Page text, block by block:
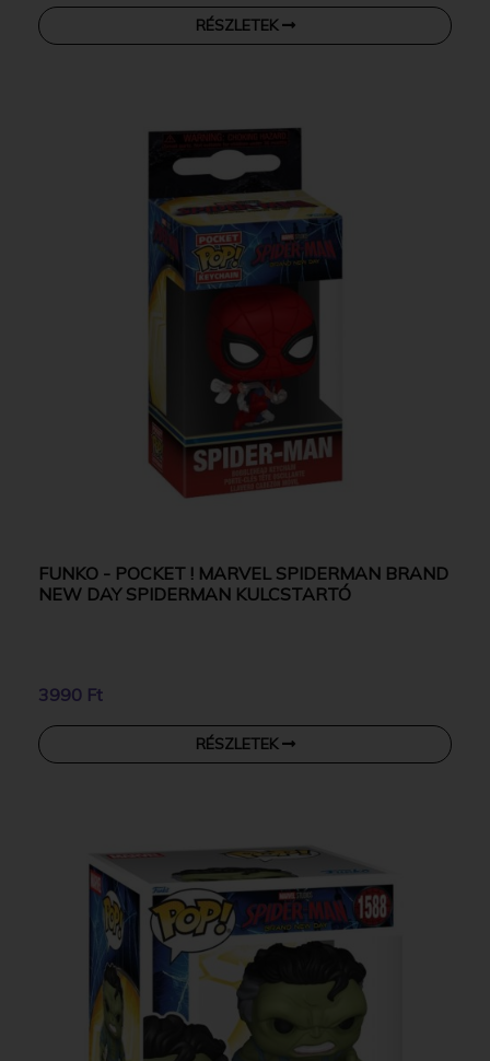
RÉSZLETEK
FUNKO - POCKET ! MARVEL SPIDERMAN BRAND
NEW DAY SPIDERMAN KULCSTARTÓ
3990 Ft
RÉSZLETEK